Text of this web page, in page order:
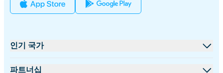
인기 국가
미국
파트너십